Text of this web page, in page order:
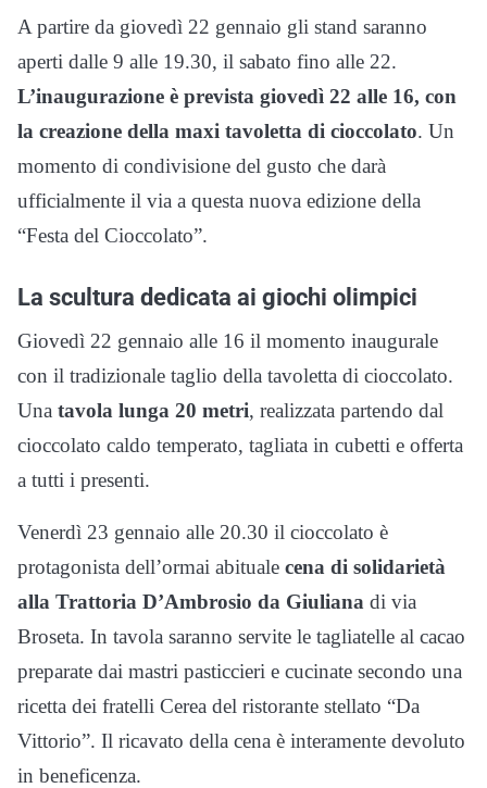
A partire da giovedì 22 gennaio gli stand saranno
aperti dalle 9 alle 19.30, il sabato fino alle 22.
L’inaugurazione è prevista giovedì 22 alle 16, con
la creazione della maxi tavoletta di cioccolato. Un
momento di condivisione del gusto che darà
ufficialmente il via a questa nuova edizione della
“Festa del Cioccolato”.
La scultura dedicata ai giochi olimpici
Giovedì 22 gennaio alle 16 il momento inaugurale
con il tradizionale taglio della tavoletta di cioccolato.
Una tavola lunga 20 metri, realizzata partendo dal
cioccolato caldo temperato, tagliata in cubetti e offerta
a tutti i presenti.
Venerdì 23 gennaio alle 20.30 il cioccolato è
protagonista dell’ormai abituale cena di solidarietà
alla Trattoria D’Ambrosio da Giuliana di via
Broseta. In tavola saranno servite le tagliatelle al cacao
preparate dai mastri pasticcieri e cucinate secondo una
ricetta dei fratelli Cerea del ristorante stellato “Da
Vittorio”. Il ricavato della cena è interamente devoluto
in beneficenza.